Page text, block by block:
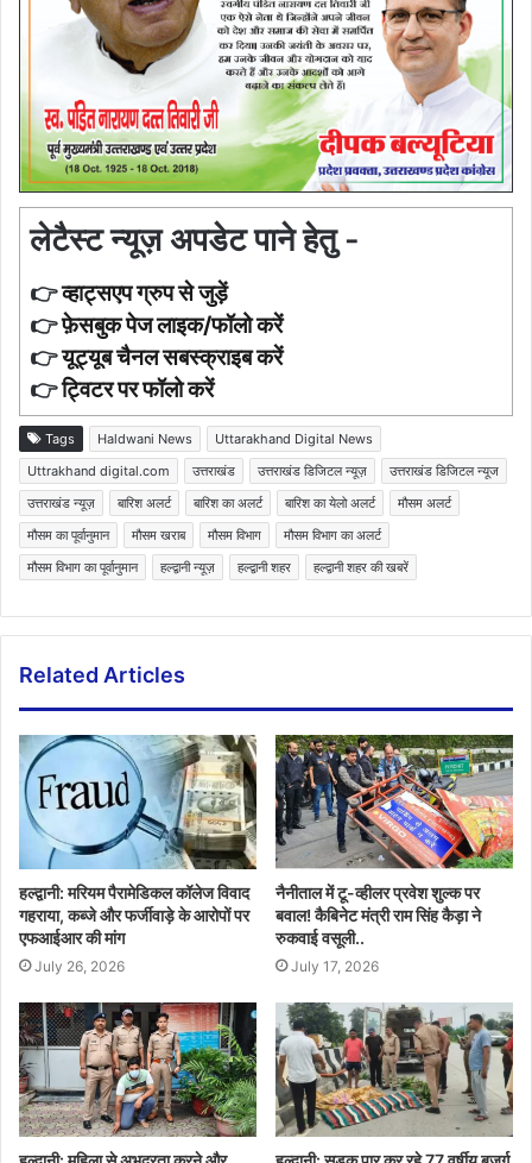
लेटैस्ट न्यूज़ अपडेट पाने हेतु -
👉व्हाट्सएप ग्रुप से जुड़ें
👉फ़ेसबुक पेज लाइक/फॉलो करें
👉यूट्यूब चैनल सबस्क्राइब करें
👉ट्विटर पर फॉलो करें
Tags Haldwani News
Uttarakhand Digital News
Uttrakhand digital.com
उत्तराखंड उत्तराखंड डिजिटल न्यूज़
उत्तराखंड डिजिटल न्यूज
उत्तराखंड न्यूज़
बारिश अलर्ट बारिश का अलर्ट बारिश का येलो अलर्ट
मौसम अलर्ट
मौसम का पूर्वानुमान
मौसम खराब मौसम विभाग
मौसम विभाग का अलर्ट
मौसम विभाग का पूर्वानुमान
हल्द्वानी न्यूज़ हल्द्वानी शहर हल्द्वानी शहर की खबरें
Related Articles
हल्द्वानी: मरियम पैरामेडिकल कॉलेज विवाद
गहराया, कब्जे और फर्जीवाड़े के आरोपों पर
एफआईआर की मांग
July 26, 2026
नैनीताल में टू-व्हीलर प्रवेश शुल्क पर
बवाल! कैबिनेट मंत्री राम सिंह कैड़ा ने
रुकवाई वसूली..
July 17, 2026